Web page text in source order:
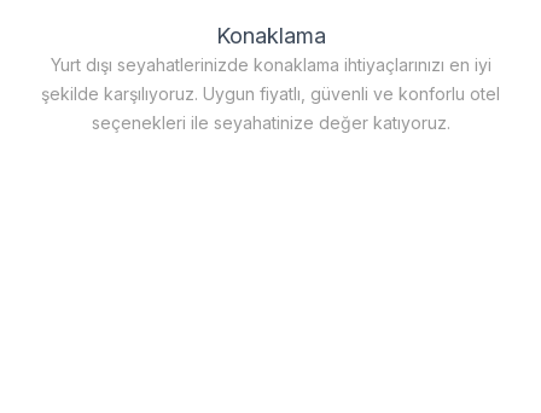
Konaklama
Yurt dışı seyahatlerinizde konaklama ihtiyaçlarınızı en iyi
şekilde karşılıyoruz. Uygun fiyatlı, güvenli ve konforlu otel
seçenekleri ile seyahatinize değer katıyoruz.